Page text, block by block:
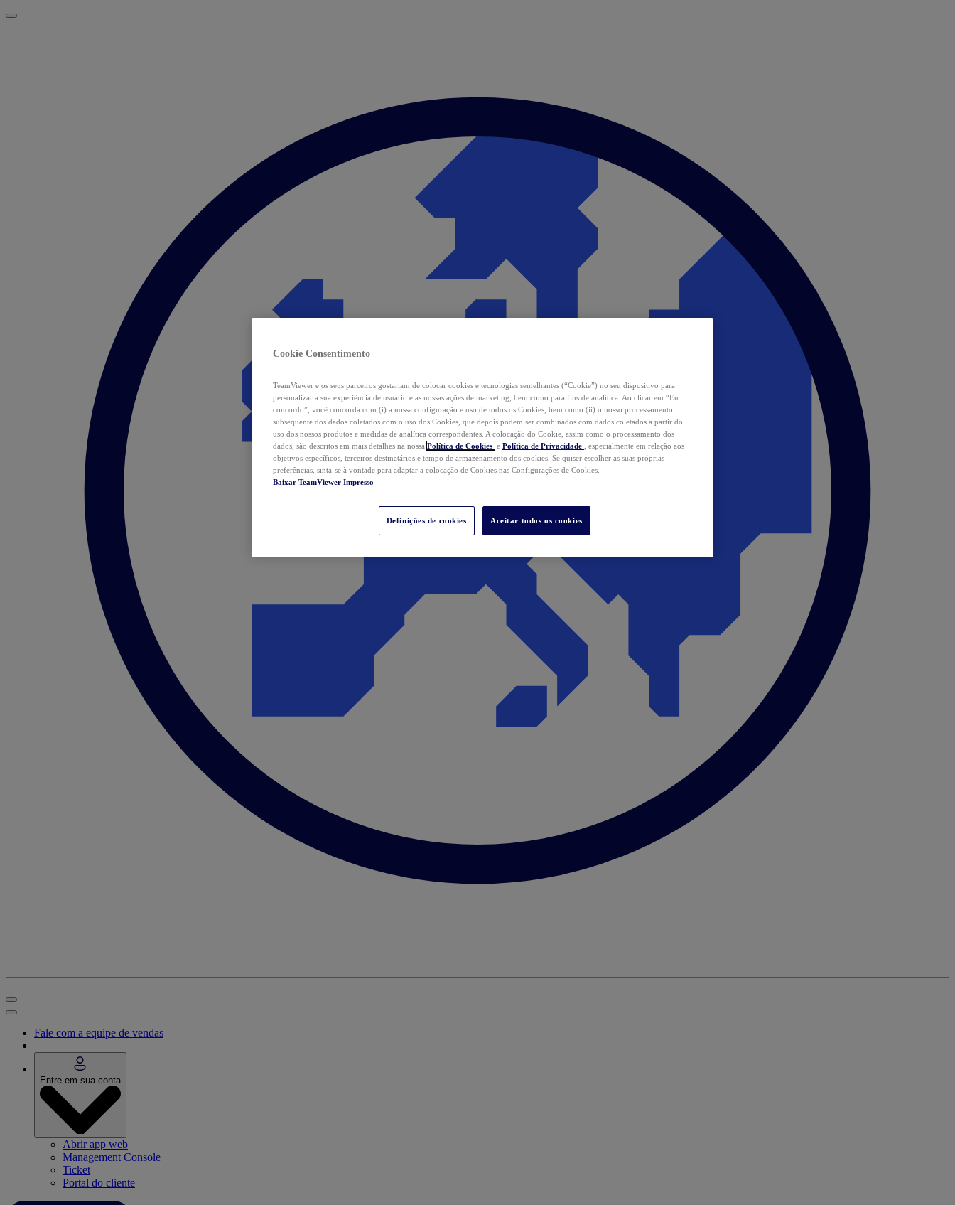
Fale com a equipe de vendas
Entre em sua conta
Abrir app web
Management Console
Ticket
Portal do cliente
Cookie Consentimento
TeamViewer e os seus parceiros gostariam de colocar cookies e tecnologias semelhantes (“Cookie”) no seu dispositivo para
personalizar a sua experiência de usuário e as nossas ações de marketing, bem como para fins de analítica. Ao clicar em “Eu
concordo”, você concorda com (i) a nossa configuração e uso de todos os Cookies, bem como (ii) o nosso processamento
subsequente dos dados coletados com o uso dos Cookies, que depois podem ser combinados com dados coletados a partir do
uso dos nossos produtos e medidas de analítica correspondentes. A colocação do Cookie, assim como o processamento dos
dados, são descritos em mais detalhes na nossa Política de Cookies e Política de Privacidade
, especialmente em relação aos
objetivos específicos, terceiros destinatários e tempo de armazenamento dos cookies. Se quiser escolher as suas próprias
preferências, sinta-se à vontade para adaptar a colocação de Cookies nas Configurações de Cookies.
Baixar TeamViewer Impresso
Definições de cookies Aceitar todos os cookies